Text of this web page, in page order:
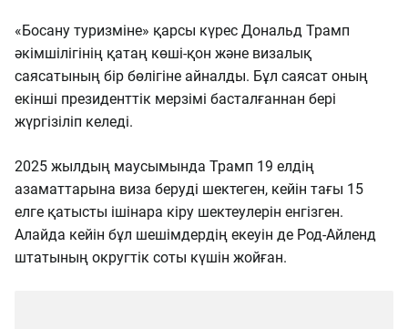
«Босану туризміне» қарсы күрес Дональд Трамп
әкімшілігінің қатаң көші-қон және визалық
саясатының бір бөлігіне айналды. Бұл саясат оның
екінші президенттік мерзімі басталғаннан бері
жүргізіліп келеді.
2025 жылдың маусымында Трамп 19 елдің
азаматтарына виза беруді шектеген, кейін тағы 15
елге қатысты ішінара кіру шектеулерін енгізген.
Алайда кейін бұл шешімдердің екеуін де Род-Айленд
штатының округтік соты күшін жойған.